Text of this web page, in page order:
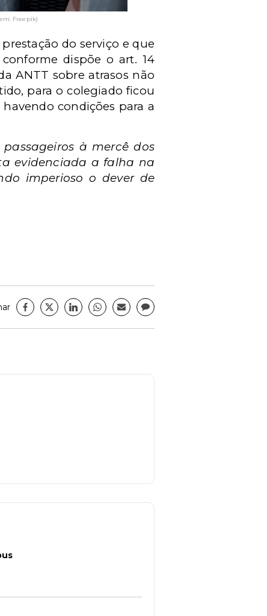
Freepik)
do serviço e que
dispõe o art. 14
ANTT sobre atrasos não
para o colegiado ficou
condições para a
à mercê dos
evidenciada a falha na
imperioso o dever de